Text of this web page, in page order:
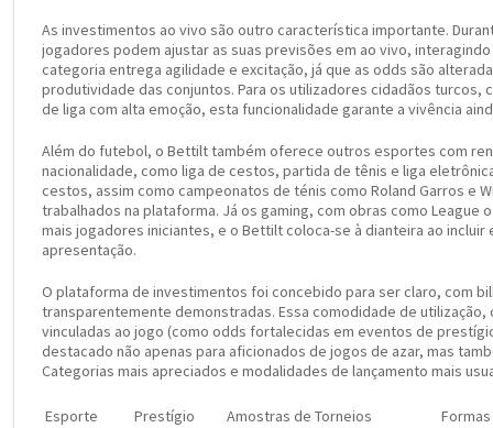
As investimentos ao vivo são outro característica importante.
jogadores podem ajustar as suas previsões em ao vivo,
categoria entrega agilidade e excitação, já que as odds são
produtividade das conjuntos. Para os utilizadores cidadãos turcos,
de liga com alta emoção, esta funcionalidade garante a vivência
Além do futebol, o Bettilt também oferece outros esportes com
nacionalidade, como liga de cestos, partida de tênis e liga
cestos, assim como campeonatos de ténis como Roland Garros e
trabalhados na plataforma. Já os gaming, com obras como League
mais jogadores iniciantes, e o Bettilt coloca-se à dianteira ao incluir
apresentação.
O plataforma de investimentos foi concebido para ser claro, com
transparentemente demonstradas. Essa comodidade de
vinculadas ao jogo (como odds fortalecidas em eventos de
destacado não apenas para aficionados de jogos de azar, mas
Categorias mais apreciados e modalidades de lançamento mais
Esporte Prestígio Amostras de Torneios